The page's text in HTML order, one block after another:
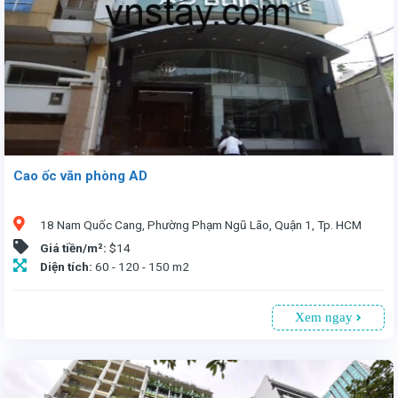
Cao ốc văn phòng AD
18 Nam Quốc Cang, Phường Phạm Ngũ Lão, Quận 1, Tp. HCM
Giá tiền/m²: $14
Diện tích: 60 - 120 - 150 m2
Xem ngay